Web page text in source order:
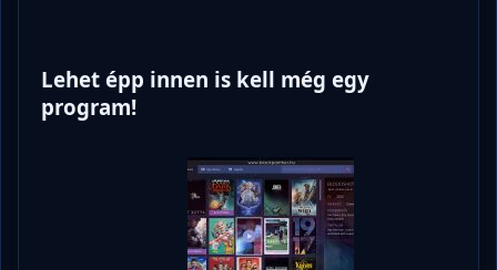
Lehet épp innen is kell még egy
program!